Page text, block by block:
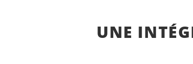
UNE